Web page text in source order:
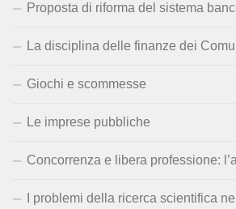
Proposta di riforma del sistema
La disciplina delle finanze dei
Giochi e scommesse
Le imprese pubbliche
Concorrenza e libera professione:
I problemi della ricerca scientifica